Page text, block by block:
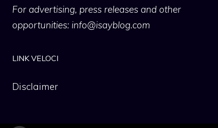
For advertising, press releases and other
opportunities: info@isayblog.com
LINK VELOCI
Disclaimer